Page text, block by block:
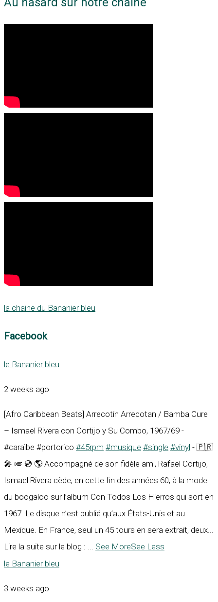
la chaine du Bananier bleu
Facebook
le Bananier bleu
2 weeks ago
[Afro Caribbean Beats] Arrecotin Arrecotan / Bamba Cure
– Ismael Rivera con Cortijo y Su Combo, 1967/69 -
#caraïbe #portorico #45rpm #musique #single #vinyl - 🇵🇷
🎤 🎺 💿 🌎 Accompagné de son fidèle ami, Rafael Cortijo,
Ismael Rivera cède, en cette fin des années 60, à la mode
du boogaloo sur l’album Con Todos Los Hierros qui sort en
1967. Le disque n’est publié qu’aux États-Unis et au
Mexique. En France, seul un 45 tours en sera extrait, deux...
Lire la suite sur le blog : ... See MoreSee Less
le Bananier bleu
3 weeks ago